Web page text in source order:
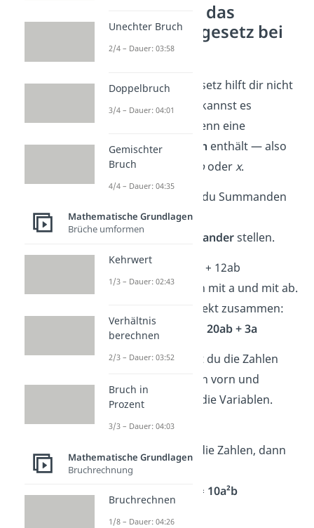
Wie nutzt du das
Kommutativgesetz bei
Variablen?
Das Kommutativgesetz hilft dir nicht
nur mit Zahlen. Du kannst es
genauso nutzen, wenn eine
RechnungVariablen enthält — also
Buchstaben wie
a, boderx.
kannst du Summanden
mit denselben
Variablen
nebeneinanderstellen.
➡️Beispiel:
3a + 8ab + 12ab
Es gibt Summanden mit a und mit ab.
Also fasst du sie direkt zusammen:
→ 8ab + 12ab + 3a = 20ab + 3a
InProduktenstellst du die Zahlen
ohne Variablen nach vorn und
gruppierst danach die Variablen.
➡️Beispiel:2a · 5ab
Du ordnest zuerst die Zahlen, dann
die Variablen:
→ (2 · 5) · (a · a · b) = 10a²b
Unechter Bruch
2/4 – Dauer: 03:58
Doppelbruch
3/4 – Dauer: 04:01
Gemischter
Bruch
4/4 – Dauer: 04:35
Mathematische Grundlagen
Brüche umformen
Kehrwert
1/3 – Dauer: 02:43
Verhältnis
berechnen
2/3 – Dauer: 03:52
Bruch in
Prozent
3/3 – Dauer: 04:03
Mathematische Grundlagen
Bruchrechnung
Bruchrechnen
1/8 – Dauer: 04:26